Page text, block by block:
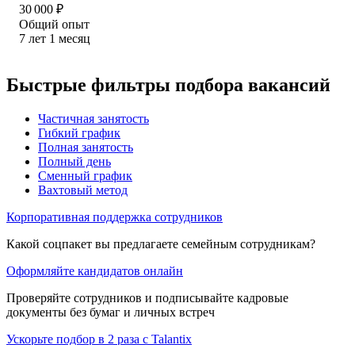
30 000 ₽
Общий опыт
7 лет 1 месяц
Быстрые фильтры подбора вакансий
Частичная занятость
Гибкий график
Полная занятость
Полный день
Сменный график
Вахтовый метод
Корпоративная поддержка сотрудников
Какой соцпакет вы предлагаете семейным сотрудникам?
Оформляйте кандидатов онлайн
Проверяйте сотрудников и подписывайте кадровые
документы без бумаг и личных встреч
Ускорьте подбор в 2 раза с Talantix